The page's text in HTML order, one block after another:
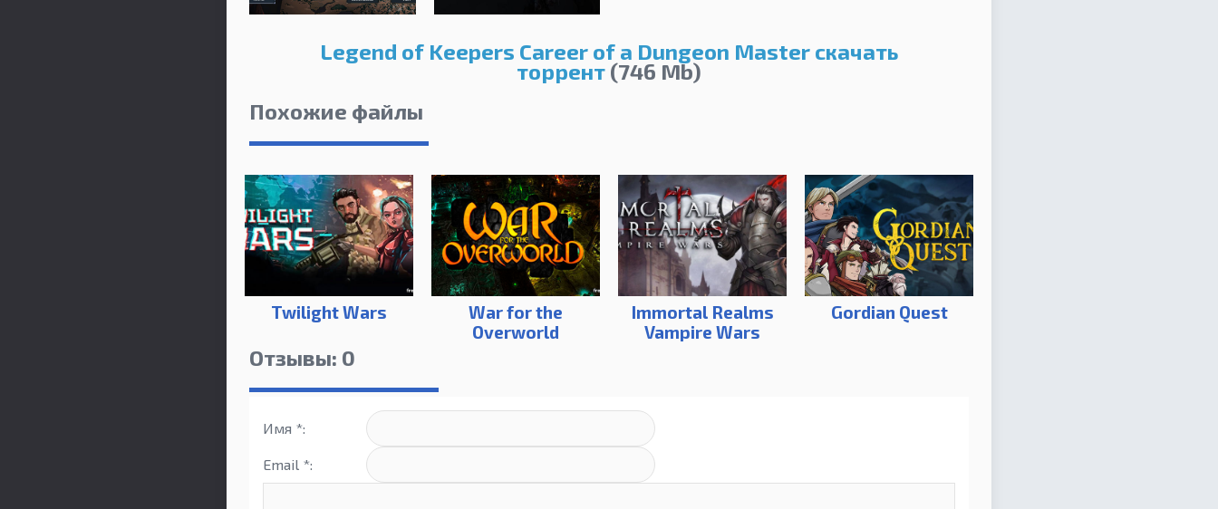
Legend of Keepers Career of a Dungeon Master скачать
торрент (746 Mb)
Похожие файлы
Twilight Wars
War for the
Overworld
Immortal Realms
Vampire Wars
Gordian Quest
Отзывы: 0
Имя *:
Email *: